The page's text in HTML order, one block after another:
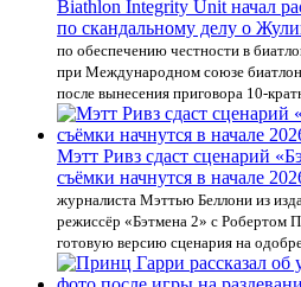
Biathlon Integrity Unit начал
по скандальному делу о
по обеспечению честности в
при Международном союзе
после вынесения приговора 10-
Мэтт Ривз сдаст сценарий
съёмки начнутся в начале
журналиста Мэттью Беллони из
режиссёр «Бэтмена 2» с Робертом
готовую версию сценария на